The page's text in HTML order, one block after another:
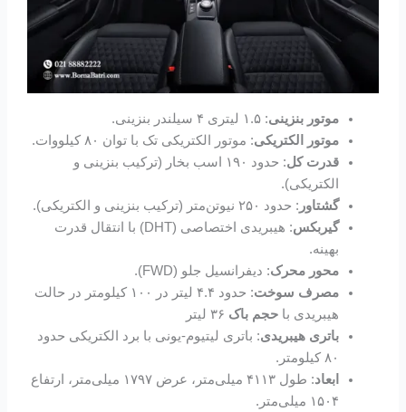
موتور بنزینی: ۱.۵ لیتری ۴ سیلندر بنزینی.
موتور الکتریکی: موتور الکتریکی تک با توان ۸۰ کیلووات.
قدرت کل
: حدود ۱۹۰ اسب بخار (ترکیب بنزینی و
الکتریکی).
گشتاور : حدود ۲۵۰ نیوتن‌متر (ترکیب بنزینی و الکتریکی).
گیربکس
: هیبریدی اختصاصی (DHT) با انتقال قدرت
بهینه.
محور محرک: دیفرانسیل جلو (FWD).
مصرف سوخت
: حدود ۴.۴ لیتر در ۱۰۰ کیلومتر در حالت
هیبریدی باحجم باک
باتری هیبریدی: باتری لیتیوم-یونی با برد الکتریکی حدود
۸۰ کیلومتر.
ابعاد
: طول ۴۱۱۳ میلی‌متر، عرض ۱۷۹۷ میلی‌متر، ارتفاع
۱۵۰۴ میلی‌متر.